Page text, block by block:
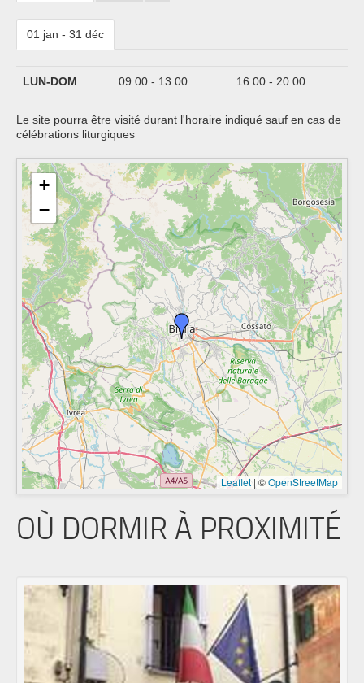
01 jan - 31 déc
LUN-DOM 09:00 - 13:00 16:00 - 20:00
Le site pourra être visité durant l'horaire indiqué sauf en cas de
célébrations liturgiques
+
−
Leaflet | ©OpenStreetMap
OÙ DORMIR À PROXIMITÉ